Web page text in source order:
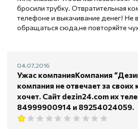
бросили трубку. Отвратительная
телефоне и выкачивание денег! Не
обращаться сюда,не повторяйте
04.07.2016
Ужас компанияКомпания
компания не отвечает за своих
хочет. Сайт dezin24.com их
84999900914 и 89254024059.